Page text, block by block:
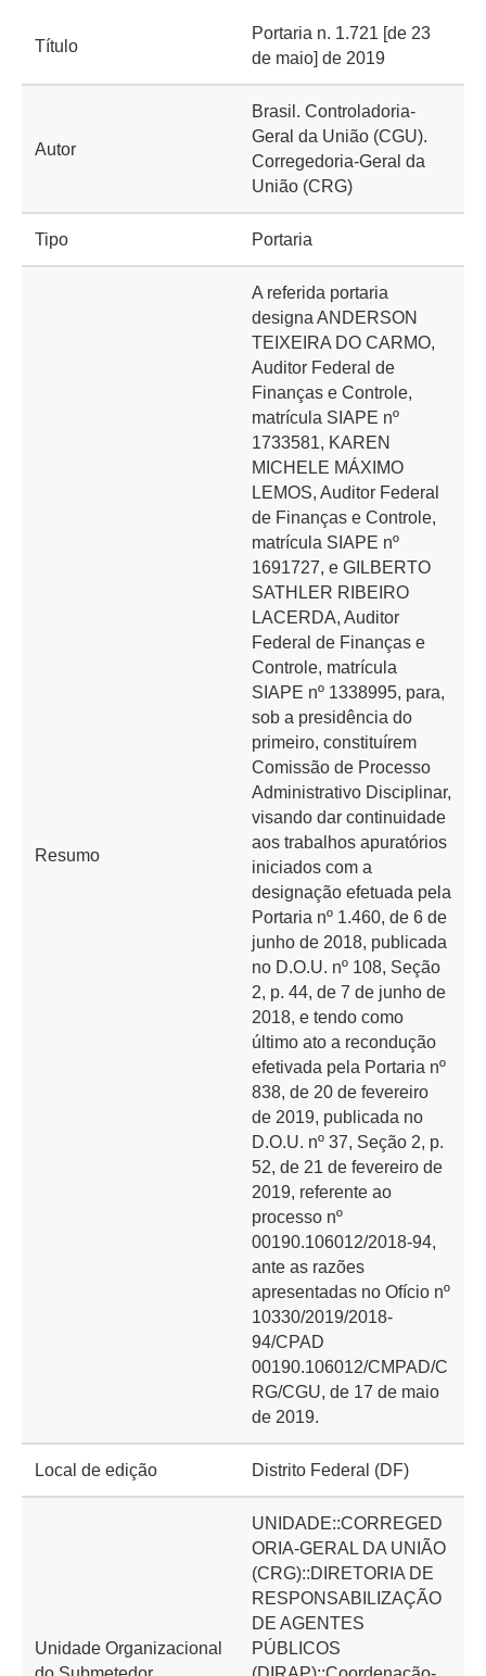
Título
Portaria n. 1.721 [de 23
de maio] de 2019
Autor
Brasil. Controladoria-
Geral da União (CGU).
Corregedoria-Geral da
União (CRG)
Tipo Portaria
Resumo
A referida portaria
designa ANDERSON
TEIXEIRA DO CARMO,
Auditor Federal de
Finanças e Controle,
matrícula SIAPE nº
1733581, KAREN
MICHELE MÁXIMO
LEMOS, Auditor Federal
de Finanças e Controle,
matrícula SIAPE nº
1691727, e GILBERTO
SATHLER RIBEIRO
LACERDA, Auditor
Federal de Finanças e
Controle, matrícula
SIAPE nº 1338995, para,
sob a presidência do
primeiro, constituírem
Comissão de Processo
Administrativo Disciplinar,
visando dar continuidade
aos trabalhos apuratórios
iniciados com a
designação efetuada pela
Portaria nº 1.460, de 6 de
junho de 2018, publicada
no D.O.U. nº 108, Seção
2, p. 44, de 7 de junho de
2018, e tendo como
último ato a recondução
efetivada pela Portaria nº
838, de 20 de fevereiro
de 2019, publicada no
D.O.U. nº 37, Seção 2, p.
52, de 21 de fevereiro de
2019, referente ao
processo nº
00190.106012/2018-94,
ante as razões
apresentadas no Ofício nº
10330/2019/2018-
94/CPAD
00190.106012/CMPAD/C
RG/CGU, de 17 de maio
de 2019.
Local de edição Distrito Federal (DF)
Unidade Organizacional
UNIDADE::CORREGED
ORIA-GERAL DA UNIÃO
(CRG)::DIRETORIA DE
RESPONSABILIZAÇÃO
DE AGENTES
PÚBLICOS